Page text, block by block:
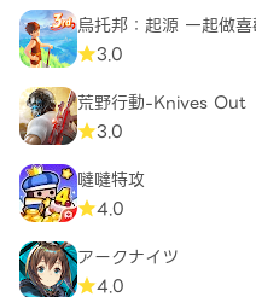
烏托邦：起源 一起做
3.0
荒野行動-Knives Out
3.0
噠噠特攻
4.0
アークナイツ
4.0